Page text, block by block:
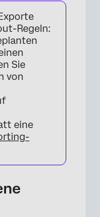
Regeln:
Sie
von
eine